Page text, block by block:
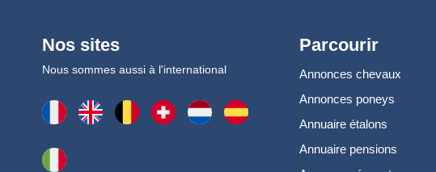
Nos sites
Nous sommes aussi à l'international
Parcourir
Annonces chevaux
Annonces poneys
Annuaire étalons
Annuaire pensions